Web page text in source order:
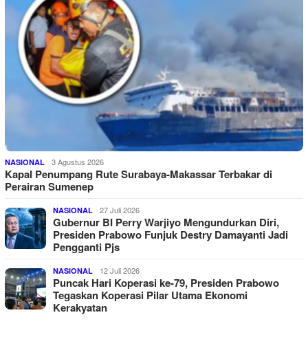
NASIONAL 3 Agustus 2026
Kapal Penumpang Rute Surabaya-Makassar Terbakar di
Perairan Sumenep
NASIONAL 27 Juli 2026
Gubernur BI Perry Warjiyo Mengundurkan Diri,
Presiden Prabowo Funjuk Destry Damayanti Jadi
Pengganti Pjs
NASIONAL 12 Juli 2026
Puncak Hari Koperasi ke-79, Presiden Prabowo
Tegaskan Koperasi Pilar Utama Ekonomi
Kerakyatan